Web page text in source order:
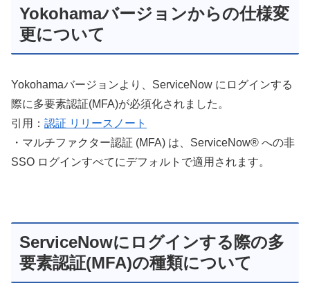
Yokohamaバージョンからの仕様変
更について
Yokohamaバージョンより、ServiceNow にログインする
際に多要素認証(MFA)が必須化されました。
引用： 認証 リリースノート
・マルチファクター認証 (MFA) は、 ServiceNow® への非
SSO ログインすべてにデフォルトで適用されます。
ServiceNowにログインする際の多
要素認証(MFA)の種類について